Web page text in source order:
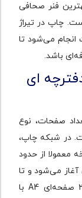
فنر صحافی
چاپ در تیراژ
انجام می‌شود تا
باشد.
ای
صفحات، نوع
در شبکه چاپ،
دفترچه‌ای در تیراژ ۱۰۰۰ نسخه معمولا از حدود
آغاز می‌شود و تا
حدود ۵۳ میلیون تومان برای کاتالوگ‌های ۲۸ صفحه‌ای A4 با